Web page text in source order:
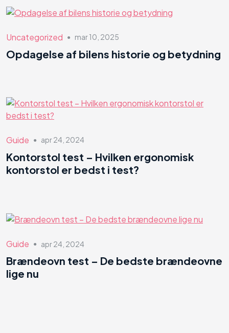
Uncategorized ● mar 10, 2025
Opdagelse af bilens historie og betydning
Guide ● apr 24, 2024
Kontorstol test – Hvilken ergonomisk
kontorstol er bedst i test?
Guide ● apr 24, 2024
Brændeovn test – De bedste brændeovne
lige nu